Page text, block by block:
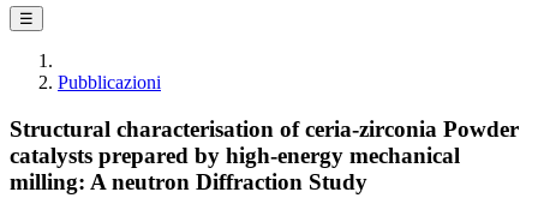
☰
Pubblicazioni
Structural characterisation of ceria-zirconia Powder
catalysts prepared by high-energy mechanical
milling: A neutron Diffraction Study